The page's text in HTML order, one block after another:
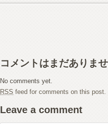
コメントはまだありま
No comments yet.
RSS feed for comments on this post.
Leave a comment